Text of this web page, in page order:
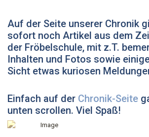
Auf der Seite unserer Chronik
sofort noch Artikel aus dem
der Fröbelschule, mit z.T.
Inhalten und Fotos sowie
Sicht etwas kuriosen
Einfach auf der Chronik-Seite
unten scrollen. Viel Spaß!